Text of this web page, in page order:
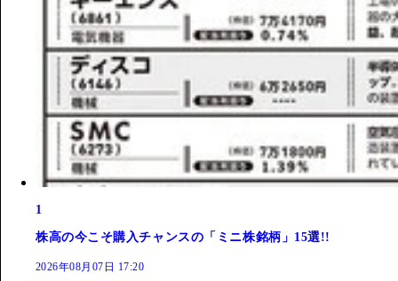
1
株高の今こそ購入チャンスの「ミニ株銘柄」15選!!
2026年08月07日 17:20